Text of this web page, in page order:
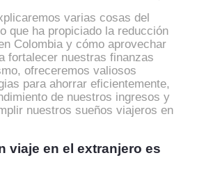
varias cosas del
que ha propiciado la reducción
Colombia y cómo aprovechar
fortalecer nuestras finanzas
ofreceremos valiosos
para ahorrar eficientemente,
de nuestros ingresos y
nuestros sueños viajeros en
viaje en el extranjero es